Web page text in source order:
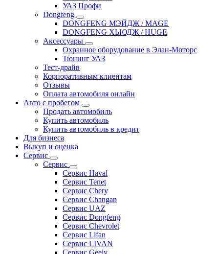
УАЗ Профи
Dongfeng
DONGFENG МЭЙДЖ / MAGE
DONGFENG ХЬЮДЖ / HUGE
Аксессуары
Охранное оборудование в Элан-Моторс
Тюнинг УАЗ
Тест-драйв
Корпоративным клиентам
Отзывы
Оплата автомобиля онлайн
Авто с пробегом
Продать автомобиль
Купить автомобиль
Купить автомобиль в кредит
Для бизнеса
Выкуп и оценка
Сервис
Сервис
Сервис Haval
Сервис Tenet
Сервис Chery
Сервис Changan
Сервис UAZ
Сервис Dongfeng
Сервис Chevrolet
Сервис Lifan
Сервис LIVAN
Сервис Geely